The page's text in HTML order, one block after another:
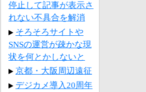
停止して記事が表示さ
れない不具合を解消
そろそろサイトや
SNSの運営が疎かな現
状を何とかしないと
京都・大阪周辺遠征
デジカメ導入20周年